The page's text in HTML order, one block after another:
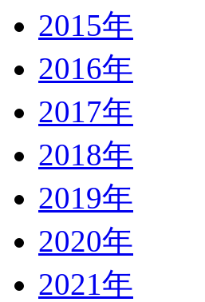
2015年
2016年
2017年
2018年
2019年
2020年
2021年